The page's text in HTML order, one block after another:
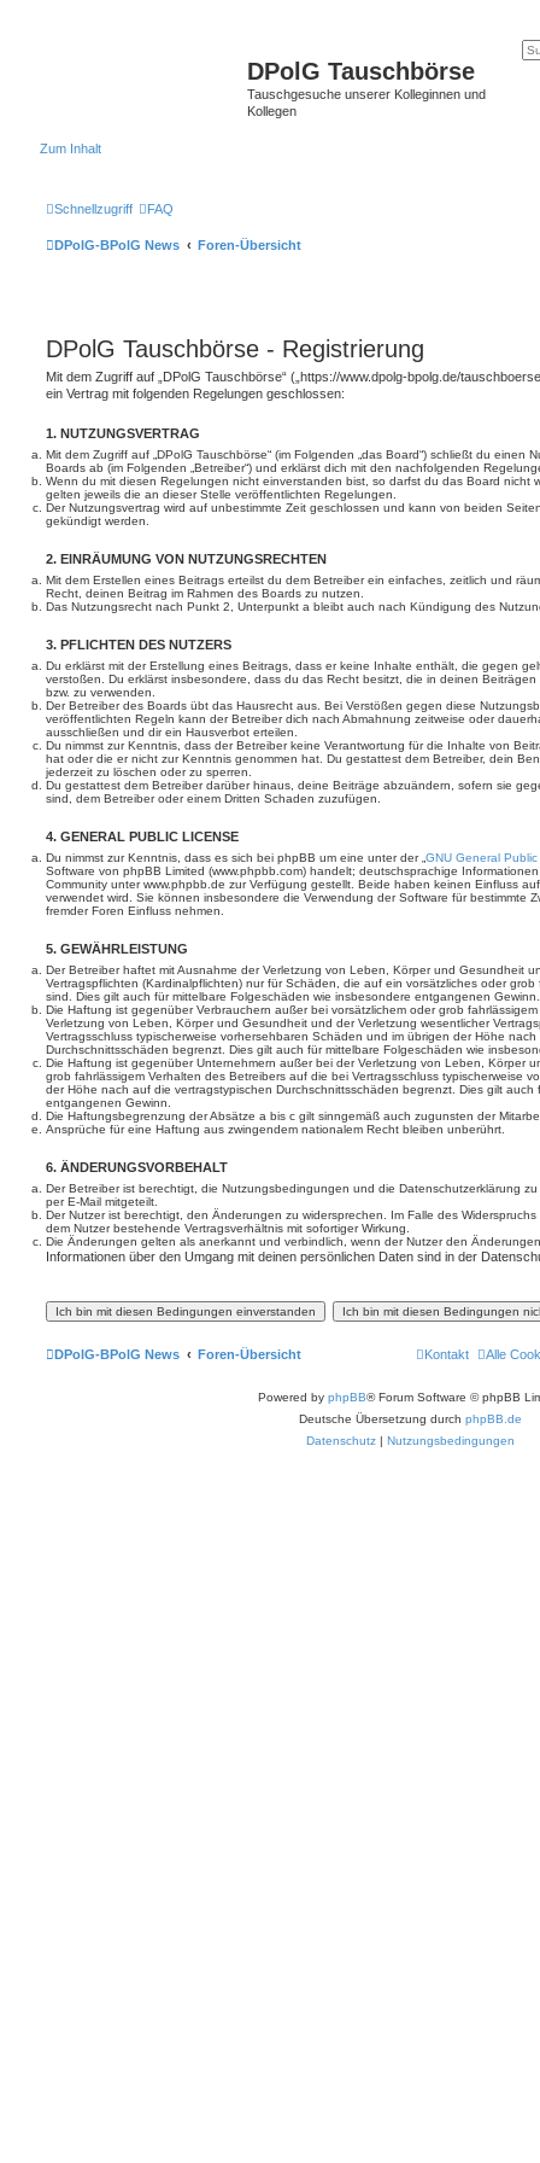
DPolG Tauschbörse
Tauschgesuche unserer Kolleginnen und
Kollegen
Zum Inhalt
Schnellzugriff FAQ
DPolG-BPolG News Foren-Übersicht
DPolG Tauschbörse - Registrierung
Mit dem Zugriff auf „DPolG Tauschbörse“ („https://www.dpolg-bpolg.de/
ein Vertrag mit folgenden Regelungen geschlossen:
1. NUTZUNGSVERTRAG
Mit dem Zugriff auf „DPolG Tauschbörse“ (im Folgenden „das Board“) schließt du einen
Boards ab (im Folgenden „Betreiber“) und erklärst dich mit den nachfolgenden
Wenn du mit diesen Regelungen nicht einverstanden bist, so darfst du das Board nicht
gelten jeweils die an dieser Stelle veröffentlichten Regelungen.
Der Nutzungsvertrag wird auf unbestimmte Zeit geschlossen und kann von beiden
gekündigt werden.
2. EINRÄUMUNG VON NUTZUNGSRECHTEN
Mit dem Erstellen eines Beitrags erteilst du dem Betreiber ein einfaches, zeitlich und
Recht, deinen Beitrag im Rahmen des Boards zu nutzen.
Das Nutzungsrecht nach Punkt 2, Unterpunkt a bleibt auch nach Kündigung des
3. PFLICHTEN DES NUTZERS
Du erklärst mit der Erstellung eines Beitrags, dass er keine Inhalte enthält, die gegen
verstoßen. Du erklärst insbesondere, dass du das Recht besitzt, die in deinen
bzw. zu verwenden.
Der Betreiber des Boards übt das Hausrecht aus. Bei Verstößen gegen diese
veröffentlichten Regeln kann der Betreiber dich nach Abmahnung zeitweise oder
ausschließen und dir ein Hausverbot erteilen.
Du nimmst zur Kenntnis, dass der Betreiber keine Verantwortung für die Inhalte von
hat oder die er nicht zur Kenntnis genommen hat. Du gestattest dem Betreiber, dein
jederzeit zu löschen oder zu sperren.
Du gestattest dem Betreiber darüber hinaus, deine Beiträge abzuändern, sofern sie
sind, dem Betreiber oder einem Dritten Schaden zuzufügen.
4. GENERAL PUBLIC LICENSE
Du nimmst zur Kenntnis, dass es sich bei phpBB um eine unter der „ GNU General
Software von phpBB Limited (www.phpbb.com) handelt; deutschsprachige
Community unter www.phpbb.de zur Verfügung gestellt. Beide haben keinen Einfluss
verwendet wird. Sie können insbesondere die Verwendung der Software für bestimmte
fremder Foren Einfluss nehmen.
5. GEWÄHRLEISTUNG
Der Betreiber haftet mit Ausnahme der Verletzung von Leben, Körper und Gesundheit
Vertragspflichten (Kardinalpflichten) nur für Schäden, die auf ein vorsätzliches oder
sind. Dies gilt auch für mittelbare Folgeschäden wie insbesondere entgangenen Gewinn.
Die Haftung ist gegenüber Verbrauchern außer bei vorsätzlichem oder grob
Verletzung von Leben, Körper und Gesundheit und der Verletzung wesentlicher
Vertragsschluss typischerweise vorhersehbaren Schäden und im übrigen der Höhe
Durchschnittsschäden begrenzt. Dies gilt auch für mittelbare Folgeschäden wie
Die Haftung ist gegenüber Unternehmern außer bei der Verletzung von Leben, Körper
grob fahrlässigem Verhalten des Betreibers auf die bei Vertragsschluss typischerweise
der Höhe nach auf die vertragstypischen Durchschnittsschäden begrenzt. Dies gilt
entgangenen Gewinn.
Die Haftungsbegrenzung der Absätze a bis c gilt sinngemäß auch zugunsten der
Ansprüche für eine Haftung aus zwingendem nationalem Recht bleiben unberührt.
6. ÄNDERUNGSVORBEHALT
Der Betreiber ist berechtigt, die Nutzungsbedingungen und die Datenschutzerklärung
per E-Mail mitgeteilt.
Der Nutzer ist berechtigt, den Änderungen zu widersprechen. Im Falle des
dem Nutzer bestehende Vertragsverhältnis mit sofortiger Wirkung.
Die Änderungen gelten als anerkannt und verbindlich, wenn der Nutzer den
Informationen über den Umgang mit deinen persönlichen Daten sind in der
DPolG-BPolG News Foren-Übersicht Alle
Kontakt
Powered by phpBB® Forum Software © phpBB
Deutsche Übersetzung durch phpBB.de
Datenschutz | Nutzungsbedingungen